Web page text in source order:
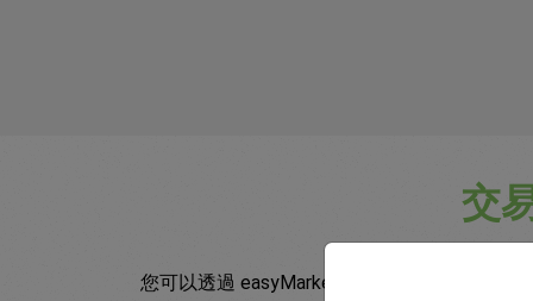
交
您可以透過 easyMarkets 以多種方式交易加